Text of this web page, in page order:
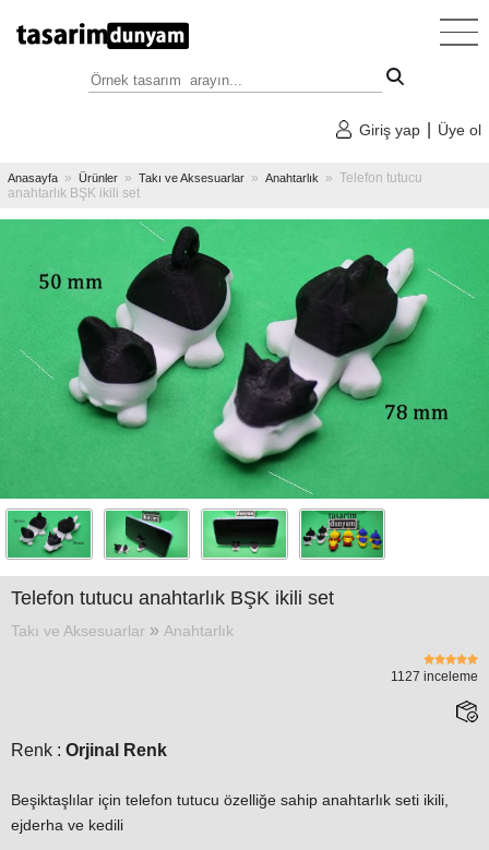
Anasayfa
Tüm
Tasarım
Örnekleri
Dekoratif
Tasarımlar
Faydalı
Tasarımlar
Örnekleri
»
Blog
»
Giriş yap Üye ol
Anasayfa » Ürünler » Takı ve Aksesuarlar » Anahtarlık
» Telefon tutucu
anahtarlık BŞK ikili set
Telefon tutucu anahtarlık BŞK ikili set
Takı ve Aksesuarlar » Anahtarlık
1127 inceleme
Renk : Orjinal Renk
Beşiktaşlılar için telefon tutucu özelliğe sahip anahtarlık seti ikili,
ejderha ve kedili